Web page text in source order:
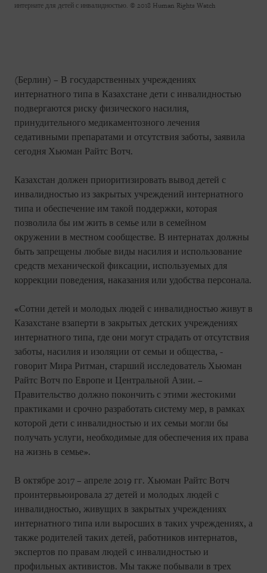
интернате для детей с инвалидностью. © 2018 Human Rights Watch
(Берлин) – В государственных учреждениях
интернатного типа в Казахстане дети с инвалидностью
подвергаются риску физического насилия,
принудительного медикаментозного лечения
седативными препаратами и отсутствия заботы, заявила
сегодня Хьюман Райтс Вотч.
Казахстан должен приоритизировать вывод детей с
инвалидностью из закрытых учреждений интернатного
типа и обеспечение им такой поддержки, которая
позволила бы им жить в семье или в семейном
окружении в местном сообществе. В интернатах должны
быть запрещены любые виды насилия и использование
средств механической фиксации, используемых для
коррекции поведения, наказания или удобства персонала.
«Сотни детей и молодых людей с инвалидностью живут в
Казахстане взаперти в закрытых детских учреждениях
интернатного типа, где они могут страдать от отсутствия
заботы, насилия и изоляции от семьи и общества, -
говорит Мира Ритман, старший исследователь Хьюман
Райтс Вотч по Европе и Центральной Азии. –
Правительство должно покончить с этими жестокими
практиками и срочно разработать систему мер, в рамках
которой дети с инвалидностью и их семьи могли бы
получать услуги, необходимые для обеспечения их права
на жизнь в семье».
В октябре 2017 – апреле 2019 гг. Хьюман Райтс Вотч
проинтервьюировала 27 детей и молодых людей с
инвалидностью, живущих в закрытых учреждениях
интернатного типа или выросших в таких учреждениях, а
также родителей таких детей, работников интернатов,
экспертов по правам людей с инвалидностью и
профильных активистов. Мы также побывали в трех